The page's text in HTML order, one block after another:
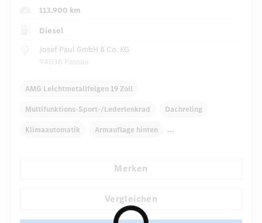
113.900 km
Diesel
Josef Paul GmbH & Co. KG
94036 Passau
AMG Leichtmetallfelgen 19 Zoll
Multifunktions-Sport-/Lederlenkrad Dachreling
Klimaautomatik Armauflage hinten
Automatisch abblendende Innen- und Außenspiegel
Merken
Vergleichen